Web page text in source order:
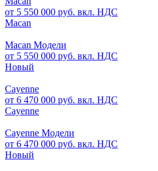
от 5 550 000 руб. вкл. НДС
Macan
Macan Модели
от 5 550 000 руб. вкл. НДС
Новый
Cayenne
от 6 470 000 руб. вкл. НДС
Cayenne
Cayenne Модели
от 6 470 000 руб. вкл. НДС
Новый